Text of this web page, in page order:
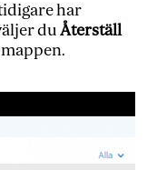
har
duÅterställ